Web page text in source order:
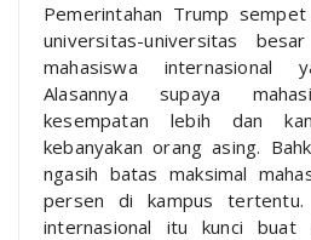
Pemerintahan Trump
universitas-universitas
mahasiswa internasional
Alasannya supaya
kesempatan lebih dan
kebanyakan orang asing.
ngasih batas maksimal
persen di kampus tertentu.
internasional itu kunci